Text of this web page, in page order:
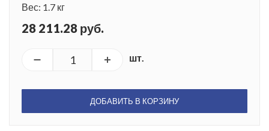
Вес: 1.7 кг
28 211.28 руб.
шт.
ДОБАВИТЬ В КОРЗИНУ